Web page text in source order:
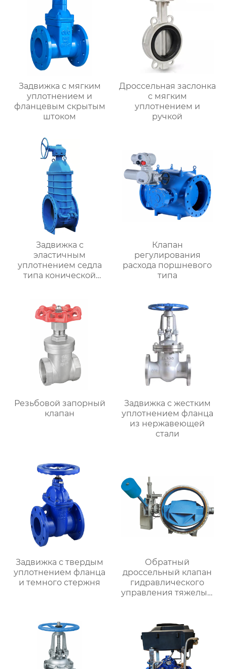
Задвижка с мягким
уплотнением и
фланцевым скрытым
штоком
Дроссельная заслонка
с мягким
уплотнением и
ручкой
Задвижка с
эластичным
уплотнением седла
типа конической
Клапан
регулирования
расхода поршневого
типа
Резьбовой запорный
клапан
Задвижка с жестким
уплотнением фланца
из нержавеющей
стали
Задвижка с твердым
уплотнением фланца
и темного стержня
Обратный
дроссельный клапан
гидравлического
управления тяжелым